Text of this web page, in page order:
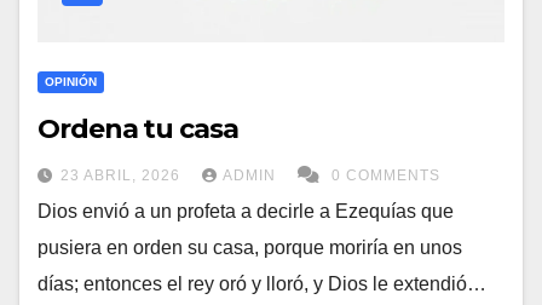
OPINIÓN
Ordena tu casa
23 ABRIL, 2026 ADMIN 0 COMMENTS
Dios envió a un profeta a decirle a Ezequías que
pusiera en orden su casa, porque moriría en unos
días; entonces el rey oró y lloró, y Dios le extendió…